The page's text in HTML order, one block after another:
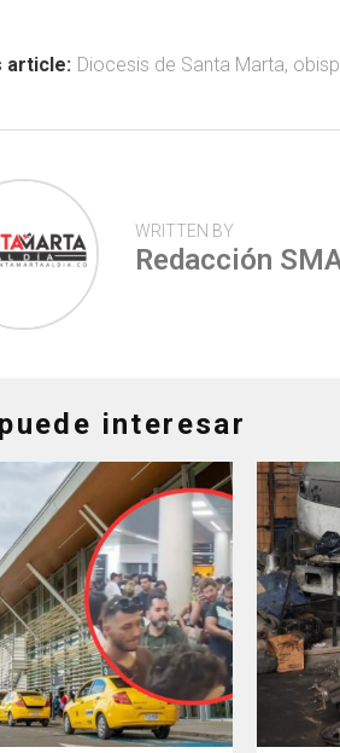
p
tir
article: Diocesis de Santa Marta,
WRITTEN BY
Redacción
interesar